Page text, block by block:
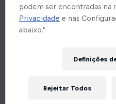
podem ser encontradas na
Privacidade e nas
abaixo.”
Definições
Rejeitar Todos